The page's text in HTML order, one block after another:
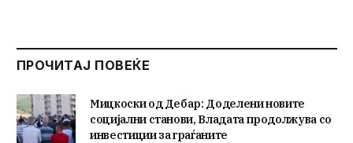
ПРОЧИТАЈ ПОВЕЌЕ
Мицкоски од Дебар: Доделени новите
социјални станови, Владата продолжува со
инвестиции за граѓаните